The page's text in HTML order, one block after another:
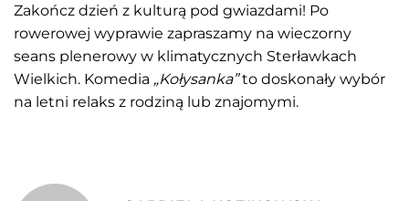
Zakończ dzień z kulturą pod gwiazdami! Po
rowerowej wyprawie zapraszamy na wieczorny
seans plenerowy w klimatycznych Sterławkach
Wielkich. Komedia „Kołysanka”to doskonały wybór
na letni relaks z rodziną lub znajomymi.